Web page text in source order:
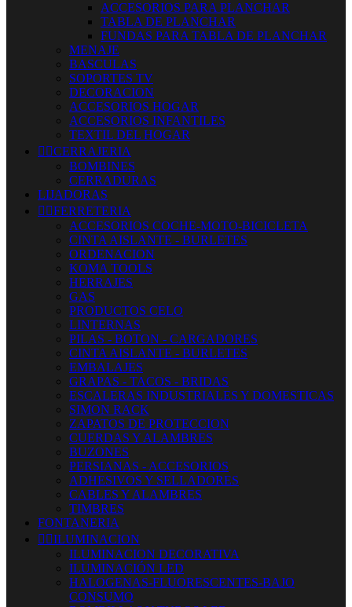
ACCESORIOS PARA PLANCHAR
TABLA DE PLANCHAR
FUNDAS PARA TABLA DE PLANCHAR
MENAJE
BASCULAS
SOPORTES TV
DECORACION
ACCESORIOS HOGAR
ACCESORIOS INFANTILES
TEXTIL DEL HOGAR
 CERRAJERIA
BOMBINES
CERRADURAS
LIJADORAS
 FERRETERIA
ACCESORIOS COCHE-MOTO-BICICLETA
CINTA AISLANTE - BURLETES
ORDENACION
KOMA TOOLS
HERRAJES
GAS
PRODUCTOS CELO
LINTERNAS
PILAS - BOTON - CARGADORES
CINTA AISLANTE - BURLETES
EMBALAJES
GRAPAS - TACOS - BRIDAS
ESCALERAS INDUSTRIALES Y DOMESTICAS
SIMON RACK
ZAPATOS DE PROTECCION
CUERDAS Y ALAMBRES
BUZONES
PERSIANAS - ACCESORIOS
ADHESIVOS Y SELLADORES
CABLES Y ALAMBRES
TIMBRES
FONTANERIA
 ILUMINACION
ILUMINACION DECORATIVA
ILUMINACIÓN LED
HALOGENAS-FLUORESCENTES-BAJO
CONSUMO